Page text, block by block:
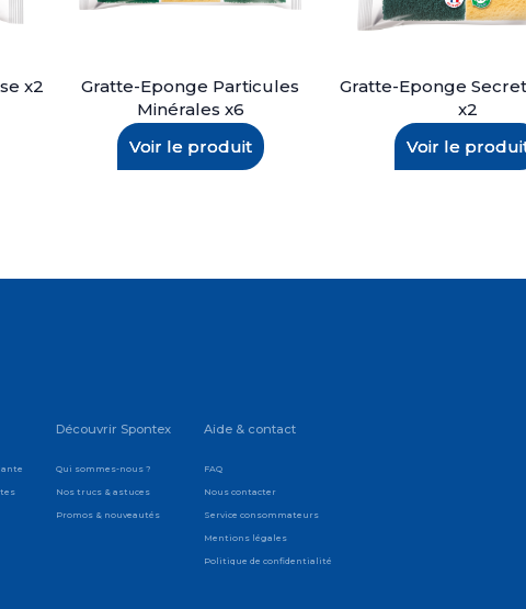
x2
Gratte-Eponge Particules
Minérales x6
Voir le produit
Gratte-Eponge Secret
x2
Voir le
Découvrir Spontex
Qui sommes-nous ?
Nos trucs & astuces
Promos & nouveautés
Aide & contact
FAQ
Nous contacter
Service consommateurs
Mentions légales
Politique de confidentialité